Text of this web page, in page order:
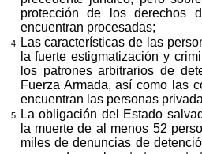
protección de los derechos
encuentran procesadas;
Las características de las
la fuerte estigmatización y
los patrones arbitrarios de
Fuerza Armada, así como las
encuentran las personas
La obligación del Estado
la muerte de al menos 52
miles de denuncias de